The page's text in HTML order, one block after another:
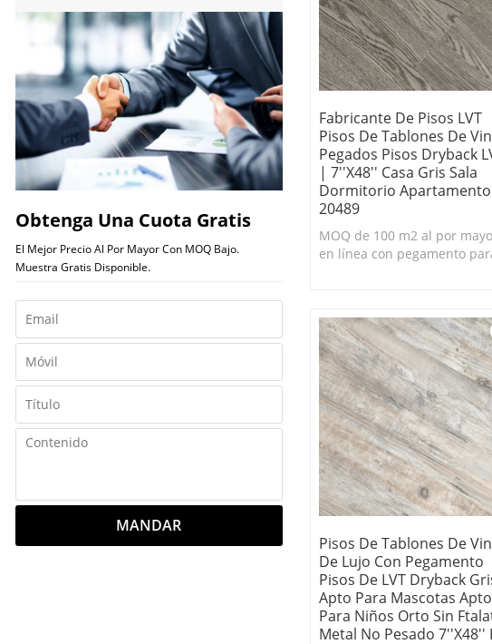
Obtenga Una Cuota Gratis
El Mejor Precio Al Por Mayor Con MOQ Bajo.
Muestra Gratis Disponible.
MANDAR
Fabricante De Pisos LVT
Pisos De Tablones De
Pegados Pisos Dryback
| 7''x48'' Casa Gris Sala
Dormitorio Apartamento
20489
MOQ de 100 m2 al por
en línea con pegamento
baratos.
Pisos De Tablones De
De Lujo Con Pegamento
Pisos De LVT Dryback
Apto Para Mascotas Apto
Para Niños Orto Sin
Metal No Pesado 7''x48''